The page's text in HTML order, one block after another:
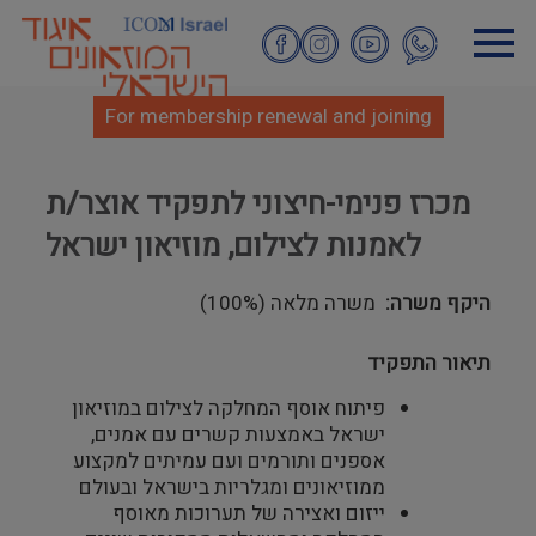
Skip
For membership renewal and joining
מכרז פנימי-חיצוני לתפקיד אוצר/ת
לאמנות לצילום, מוזיאון ישראל
היקף משרה משרה מלאה (100%)
תיאור התפקיד
פיתוח אוסף המחלקה לצילום במוזיאון
ישראל באמצעות קשרים עם אמנים,
אספנים ותורמים ועם עמיתים למקצוע
ממוזיאונים ומגלריות בישראל ובעולם
ייזום ואצירה של תערוכות מאוסף